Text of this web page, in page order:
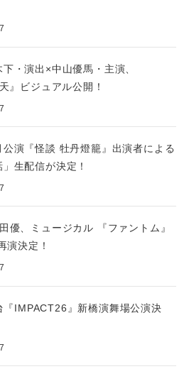
・演出×中山優馬・主演、
』ビジュアル公開！
演『怪談 牡丹燈籠』出演者による
」生配信が決定！
優、ミュージカル 『ファントム』
演決定！
『IMPACT26』新橋演舞場公演決